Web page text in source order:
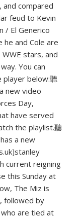
and compared
feud to Kevin
/ El Generico
he and Cole are
stars, and
You can
player below:聽
new video
Day,
have served
the playlist.聽
a new
current reigning
this Sunday at
The Miz is
followed by
who are tied at